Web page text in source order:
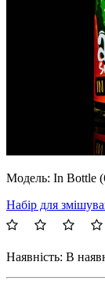
Модель: In Bottle
Набір для
Наявність: В